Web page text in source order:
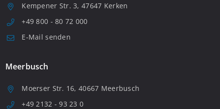
Kempener Str. 3, 47647 Kerken
+49 800 - 80 72 000
E-Mail senden
Meerbusch
Moerser Str. 16, 40667 Meerbusch
+49 2132 - 93 23 0